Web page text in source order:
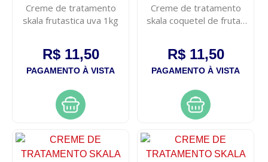
Creme de tratamento
skala frutastica uva 1kg
R$ 11,50
PAGAMENTO À VISTA
Creme de tratamento
skala coquetel de frutas
R$ 11,50
PAGAMENTO À VISTA